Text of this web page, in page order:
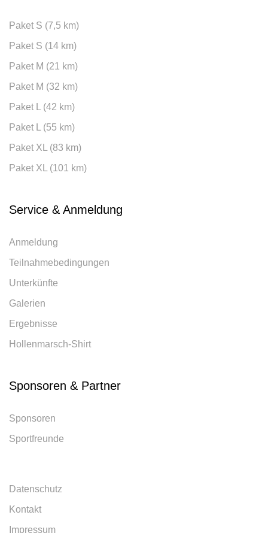
Paket S (7,5 km)
Paket S (14 km)
Paket M (21 km)
Paket M (32 km)
Paket L (42 km)
Paket L (55 km)
Paket XL (83 km)
Paket XL (101 km)
Service & Anmeldung
Anmeldung
Teilnahmebedingungen
Unterkünfte
Galerien
Ergebnisse
Hollenmarsch-Shirt
Sponsoren & Partner
Sponsoren
Sportfreunde
Datenschutz
Kontakt
Impressum